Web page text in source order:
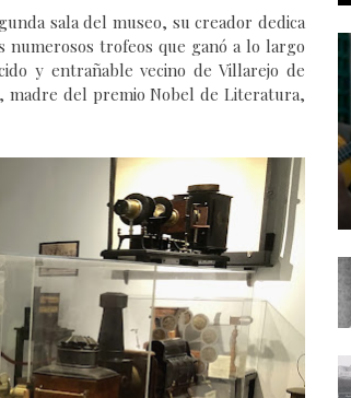
sala del museo, su creadordedica
numerosos trofeos que ganó a lo largo
y entrañable vecino de Villarejo de
, madre del premio Nobel de Literatura,